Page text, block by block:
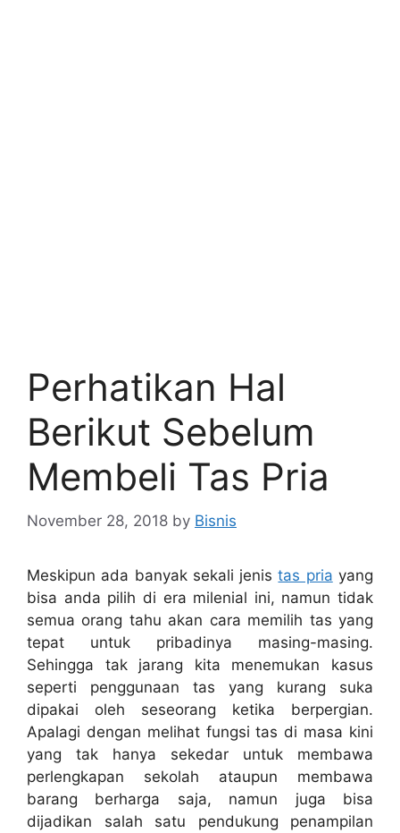
Perhatikan Hal
Berikut Sebelum
Membeli Tas Pria
November 28, 2018 by Bisnis
Meskipun ada banyak sekali jenistas pria yang
bisa anda pilih di era milenial ini, namun tidak
semua orang tahu akan cara memilih tas yang
tepat untuk pribadinya masing-masing.
Sehingga tak jarang kita menemukan kasus
seperti penggunaan tas yang kurang suka
dipakai oleh seseorang ketika berpergian.
Apalagi dengan melihat fungsi tas di masa kini
yang tak hanya sekedar untuk membawa
perlengkapan sekolah ataupun membawa
barang berharga saja, namun juga bisa
dijadikan salah satu pendukung penampilan